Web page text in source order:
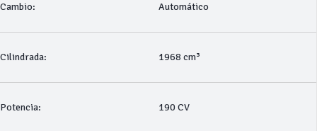
Cambio: Automático
Cilindrada: 1968 cm³
Potencia: 190 CV